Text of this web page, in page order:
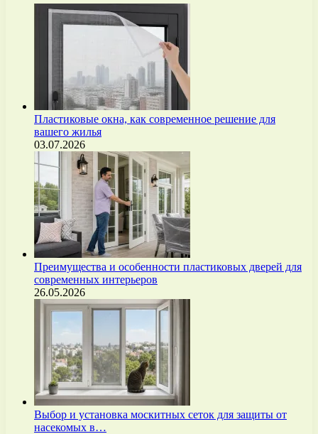
Пластиковые окна, как современное решение для
вашего жилья
03.07.2026
Преимущества и особенности пластиковых дверей для
современных интерьеров
26.05.2026
Выбор и установка москитных сеток для защиты от
насекомых в…